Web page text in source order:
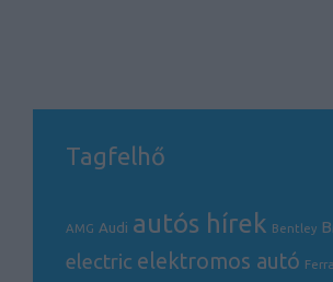
Tagfelhő
AMG Audi autós hírek Bentley
electric elektromos autó